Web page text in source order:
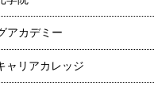
アカデミー
ャリアカレッジ